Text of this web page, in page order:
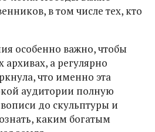
в том числе тех, кто
особенно важно, чтобы
а регулярно
что именно эта
аудитории полную
до скульптуры и
каким богатым